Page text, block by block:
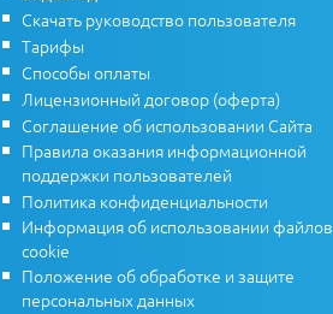
Скачать руководство пользователя
Тарифы
Способы оплаты
Лицензионный договор (оферта)
Соглашение об использовании Сайта
Правила оказания информационной
поддержки пользователей
Политика конфиденциальности
Информация об использовании файлов
cookie
Положение об обработке и защите
персональных данных